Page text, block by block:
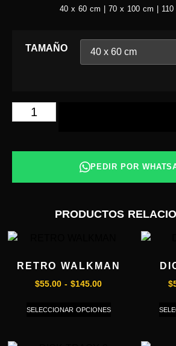
40 x 60 cm | 70 x 100 cm | 110
TAMAÑO
PEDIR POR
PRODUCTOS
RETRO WALKMAN
$55.00 - $145.00
SELECCIONAR OPCIONES
$